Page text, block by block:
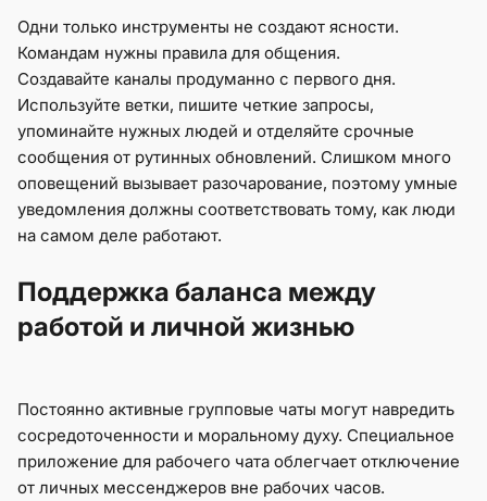
Одни только инструменты не создают ясности.
Командам нужны правила для общения.
Создавайте каналы продуманно с первого дня.
Используйте ветки, пишите четкие запросы,
упоминайте нужных людей и отделяйте срочные
сообщения от рутинных обновлений. Слишком много
оповещений вызывает разочарование, поэтому умные
уведомления должны соответствовать тому, как люди
на самом деле работают.
Поддержка баланса между
работой и личной жизнью
Постоянно активные групповые чаты могут навредить
сосредоточенности и моральному духу. Специальное
приложение для рабочего чата облегчает отключение
от личных мессенджеров вне рабочих часов.